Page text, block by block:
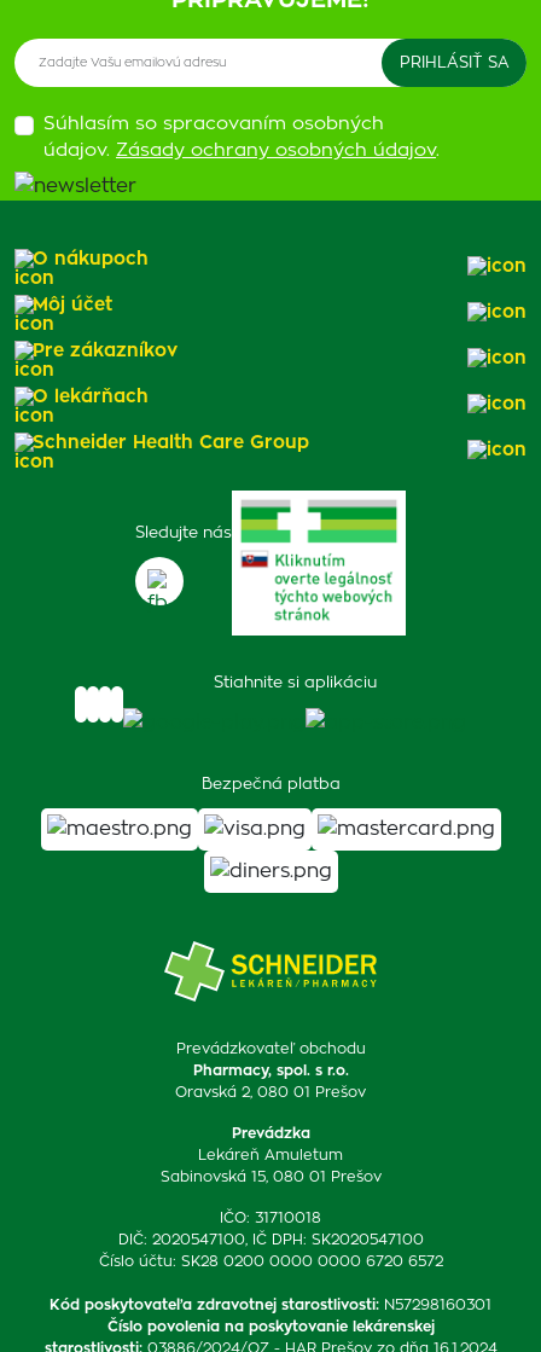
Súhlasím so spracovaním osobných
údajov. Zásady ochrany osobných údajov.
Prevádzkovateľ obchodu
Pharmacy, spol. s r.o.
Oravská 2, 080 01 Prešov
Prevádzka
Lekáreň Amuletum
Sabinovská 15, 080 01 Prešov
IČO: 31710018
DIČ: 2020547100, IČ DPH: SK2020547100
Číslo účtu: SK28 0200 0000 0000 6720 6572
Kód poskytovateľa zdravotnej starostlivosti: N57298160301
Číslo povolenia na poskytovanie lekárenskej
starostlivosti: 03886/2024/OZ - HAR Prešov zo dňa 16.1.2024
Sledujte nás
Stiahnite si aplikáciu
Bezpečná platba
O nákupoch
Môj účet
Pre zákazníkov
O lekárňach
Schneider Health Care Group